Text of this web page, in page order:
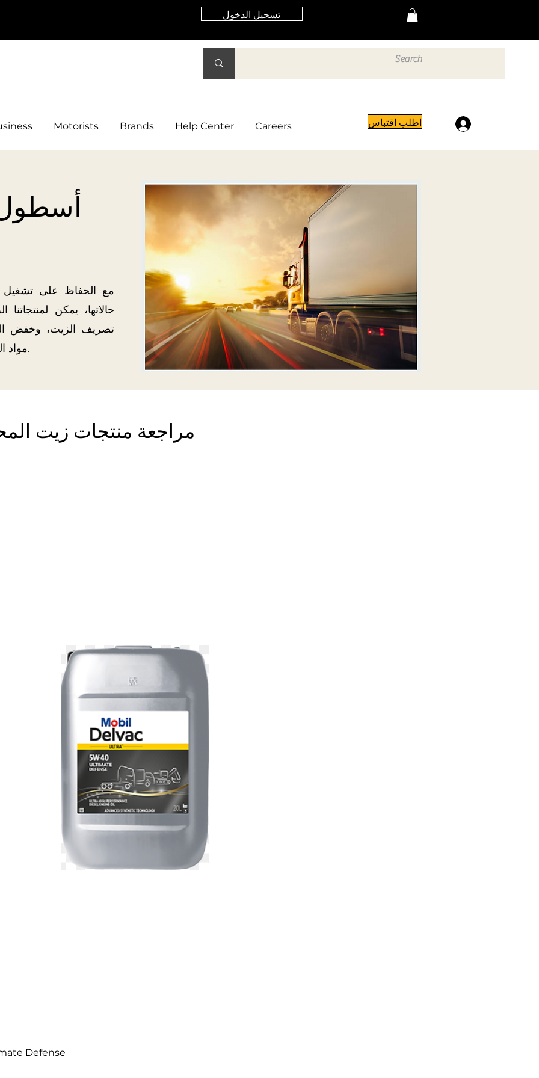
تسجيل الدخول
Motorists Brands Help Center Careers اطلب اقتباس
مع الحفاظ على
حالاتها، يمكن
تصريف الزيت، وخفض
مواد التشحيم، وتكاليف العمالة والتخلص.
مراجعة منتجات زيت
Defense